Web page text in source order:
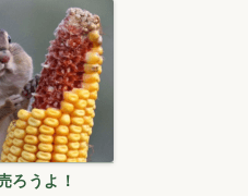
ろうよ！